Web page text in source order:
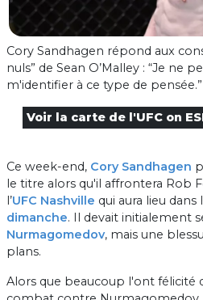
Cory Sandhagen répond aux
nuls” de Sean O’Malley : “Je ne
m'identifier à ce type de pensée.”
Voir la carte de l'UFC on
Ce week-end, Cory Sandhagen
le titre alors qu'il affrontera Rob
l’UFC Nashville qui aura lieu dans
dimanche. Il devait initialement
Nurmagomedov, mais une
plans.
Alors que beaucoup l'ont félicité